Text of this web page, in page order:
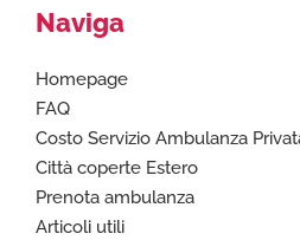
Naviga
Homepage
FAQ
Costo Servizio Ambulanza
Città coperte Estero
Prenota ambulanza
Articoli utili